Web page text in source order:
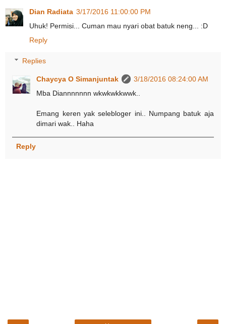
Dian Radiata 3/17/2016 11:00:00 PM
Uhuk! Permisi... Cuman mau nyari obat batuk neng... :D
Reply
Replies
Chaycya O Simanjuntak
3/18/2016 08:24:00 AM
Mba Diannnnnnn wkwkwkkwwk..
Emang keren yak selebloger ini.. Numpang batuk aja
dimari wak.. Haha
Reply